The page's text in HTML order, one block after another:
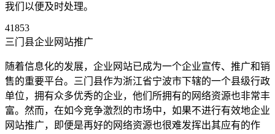
我们以便及时处理。
41853
三门县企业网站推广
随着信息化的发展，企业网站已成为一个企业宣传、推广和销
售的重要平台。三门县作为浙江省宁波市下辖的一个县级行政
单位，拥有众多优秀的企业，他们所拥有的网络资源也非常丰
富。然而，在如今竞争激烈的市场中，如果不进行有效地企业
网站推广，即便是再好的网络资源也很难发挥出其应有的作